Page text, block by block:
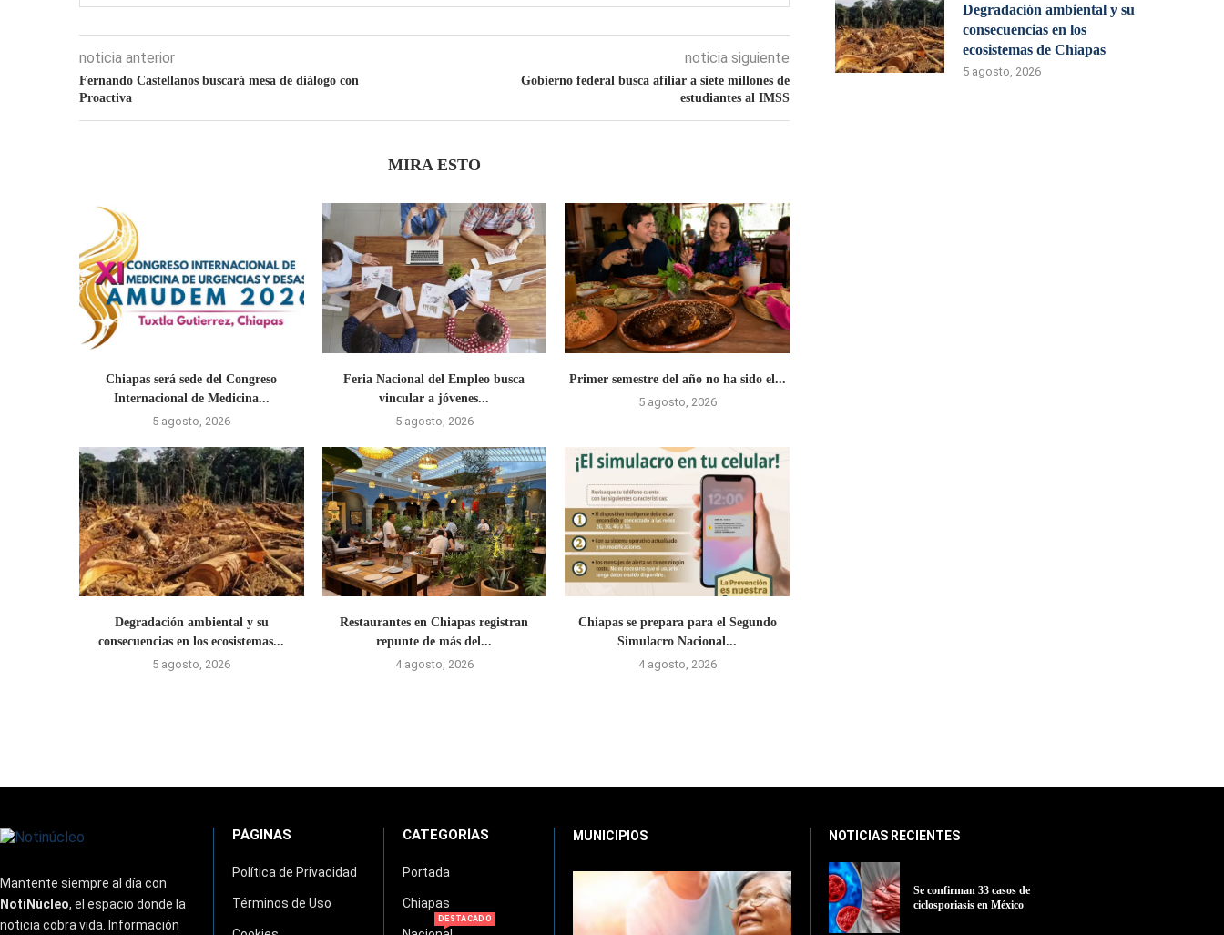
noticia anterior
Fernando Castellanos buscará mesa de diálogo con
Proactiva
noticia siguiente
Gobierno federal busca afiliar a siete millones de
estudiantes al IMSS
MIRA ESTO
Chiapas será sede del Congreso
Internacional de Medicina...
5 agosto, 2026
Feria Nacional del Empleo busca
vincular a jóvenes...
5 agosto, 2026
Primer semestre del año no ha sido el...
5 agosto, 2026
Degradación ambiental y su
consecuencias en los ecosistemas...
5 agosto, 2026
Restaurantes en Chiapas registran
repunte de más del...
4 agosto, 2026
Chiapas se prepara para el Segundo
Simulacro Nacional...
4 agosto, 2026
Degradación ambiental y su
consecuencias en los
ecosistemas de Chiapas
5 agosto, 2026
Mantente siempre al día con
NotiNúcleo, el espacio donde la
noticia cobra vida. Información
PÁGINAS
Política de Privacidad
Términos de Uso
CATEGORÍAS
Portada
Chiapas
DESTACADO
MUNICIPIOS NOTICIAS RECIENTES
Se confirman 33 casos de
ciclosporiasis en México